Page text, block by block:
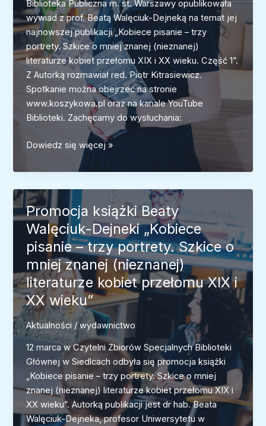
Biblioteka Publiczna m. st. Warszawy opublikowała
wywiad z prof. Beatą Walęciuk-Dejneką na temat jej
najnowszej publikacji „Kobiece pisanie – trzy
portrety. Szkice o mniej znanej (nieznanej)
literaturze kobiet przełomu XIX i XX wieku. Część 1”.
Z Autorką rozmawiał red. Piotr Kitrasiewicz.
Spotkanie można obejrzeć na stronie
www.koszykowa.pl oraz na kanale YouTube
Biblioteki. Zachęcamy do wysłuchania:
Rozmowa
prof.
Beatą
Walęciuk-
Dejneką
o
zapomnianych
pisarkach
Dowiedz się więcej »
Promocja książki Beaty
Walęciuk-Dejneki „Kobiece
pisanie – trzy portrety. Szkice o
mniej znanej (nieznanej)
literaturze kobiet przełomu XIX i
XX wieku”
Aktualności/wydawnictwo
12 marca w Czytelni Zbiorów Specjalnych Biblioteki
Głównej w Siedlcach odbyła się promocja książki
„Kobiece pisanie – trzy portrety. Szkice o mniej
znanej (nieznanej) literaturze kobiet przełomu XIX i
XX wieku”. Autorką publikacji jest dr hab. Beata
Walęciuk-Dejneka, profesor Uniwersytetu w